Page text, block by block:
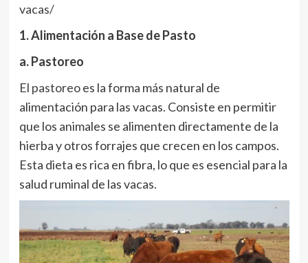
vacas/
1. Alimentación a Base de Pasto
a. Pastoreo
El pastoreoes la forma más natural de
alimentación para las vacas. Consiste en permitir
que los animales se alimenten directamente de la
hierba y otros forrajes que crecen en los campos.
Esta dieta es rica en fibra, lo que es esencial para la
salud ruminal de las vacas.